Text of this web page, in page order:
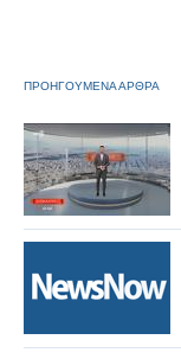
ΠΡΟΗΓΟΥΜΕΝΑ ΑΡΘΡΑ